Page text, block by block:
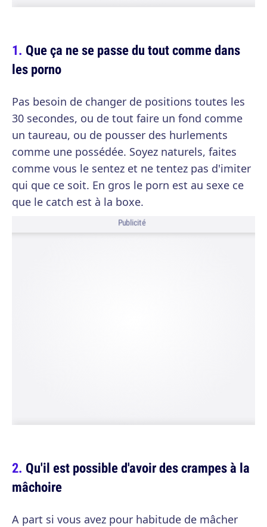
Que ça ne se passe du tout comme dans
les porno
Pas besoin de changer de positions toutes les
30 secondes, ou de tout faire un fond comme
un taureau, ou de pousser des hurlements
comme une possédée. Soyez naturels, faites
comme vous le sentez et ne tentez pas d'imiter
qui que ce soit. En gros le porn est au sexe ce
que le catch est à la boxe.
Publicité
Qu'il est possible d'avoir des crampes à la
mâchoire
A part si vous avez pour habitude de mâcher